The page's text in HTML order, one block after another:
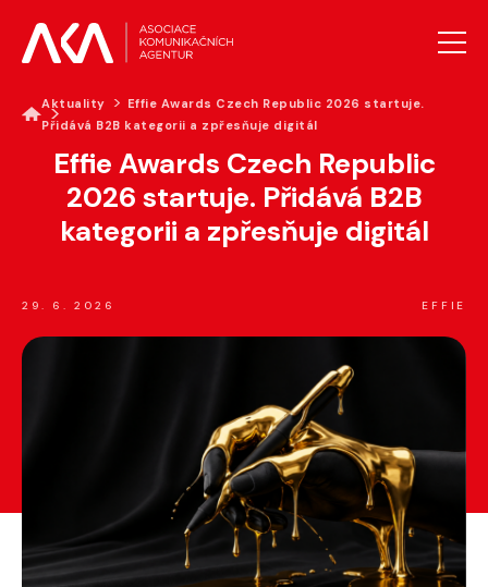
AKTUALITY
O AKA
PROJEKTY AKA
VZDĚLÁVÁNÍ
GALERIE
Aktuality
Effie Awards Czech Republic 2026 startuje.
Přidává B2B kategorii a zpřesňuje digitál
Effie Awards Czech Republic
2026 startuje. Přidává B2B
kategorii a zpřesňuje digitál
29. 6. 2026 EFFIE